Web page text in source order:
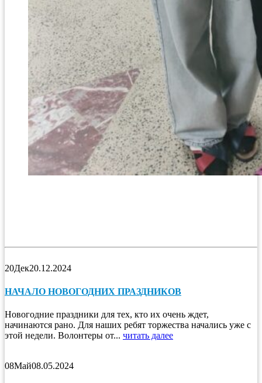
20Дек20.12.2024
НАЧАЛО НОВОГОДНИХ ПРАЗДНИКОВ
Новогодние праздники для тех, кто их очень ждет,
начинаются рано. Для наших ребят торжества начались уже с
этой недели. Волонтеры от... читать далее
08Май08.05.2024